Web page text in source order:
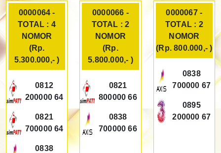
0000064 -
TOTAL : 4
NOMOR
(Rp.
5.300.000,- )
0812
200000 64
0821
700000 64
0838
0000066 -
TOTAL : 2
NOMOR
(Rp.
5.800.000,- )
0821
800000 66
0838
700000 66
0000067 -
TOTAL : 2
NOMOR
(Rp. 800.000,- )
0838
700000 67
0895
200000 67